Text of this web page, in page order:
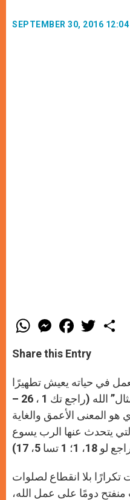
SEPTEMBER 30, 2016 12:04
W
h
t
s
p
p
M
e
s
e
g
e
r
F
a
e
b
o
k
w
Share this Entry
في حياته يعيش تطهيرًا
متواصلاً يجعله أكثر فأكثر “كمثال” الله (راجع تك 1 ، 26 –
هو المعنى الأعمق والغاية
يتحدث عنها الرب يسوع
تكرارًا بلا انقطاع لصلوات
دومًا على عمل الله،